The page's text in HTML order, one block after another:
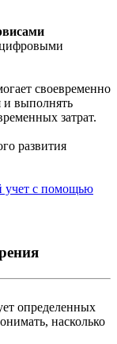
цифровыми
своевременно
и выполнять
затрат.
развития
определенных
насколько